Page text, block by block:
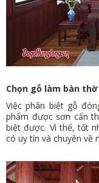
Chọn gỗ làm bàn
Việc phân biệt gỗ
phẩm được sơn cẩn
biệt được. Vì thế, tốt
có uy tín và chuyên về